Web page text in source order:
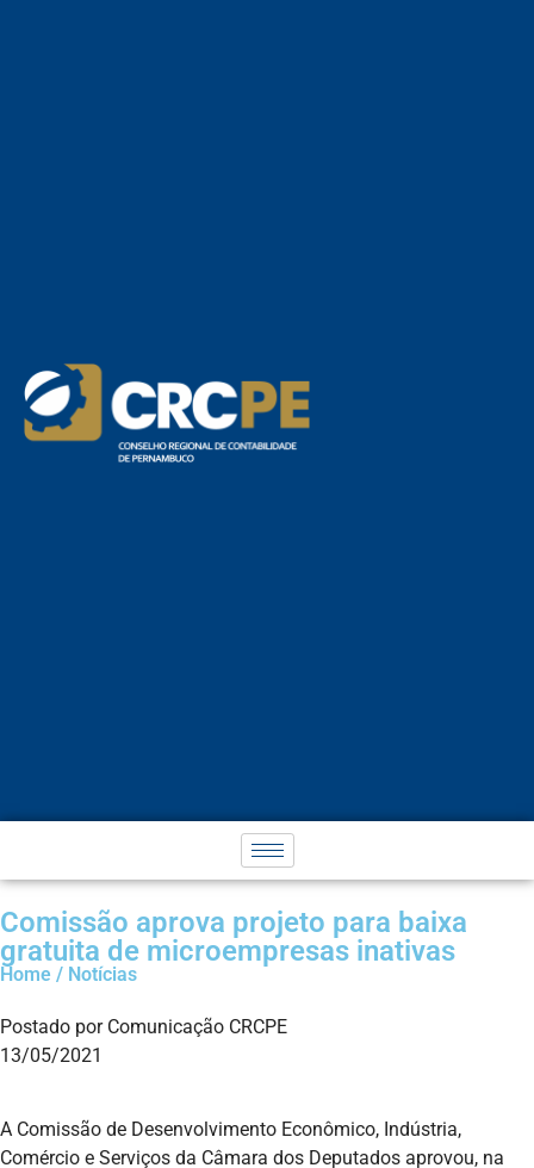
Comissão aprova projeto para baixa
gratuita de microempresas inativas
Home / Notícias
Postado por Comunicação CRCPE
13/05/2021
A Comissão de Desenvolvimento Econômico, Indústria,
Comércio e Serviços da Câmara dos Deputados aprovou, na